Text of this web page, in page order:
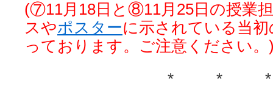
(⑦11月18日と⑧11月25日の授業
スやポスターに示されている当
っております。ご注意ください。
* * *